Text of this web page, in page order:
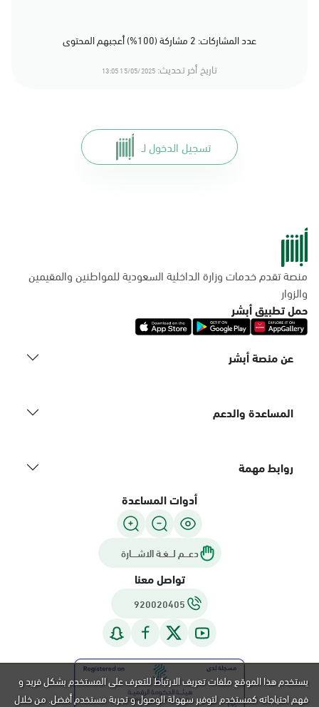
عدد المشاركات: 2 مشاركة (100%) أعجبهم المحتوى
تاريخ أخر تحديث: 15/05/2025 13:05
تسجيل الدخول لـ
منصة تقدم خدمات وزارة الداخلية السعودية للمواطنين والمقيمين
والزوار
حمل تطبيق أبشر
عن منصة أبشر
المساعدة والدعم
روابط مهمة
أدوات المساعدة
دعـــم لـــغـة الاشــــارة
تواصل معنا
920020405
يستخدم هذا الموقع ملفات تعريف الارتباط للتعرف على المستخدم بشكل فريد و
فهم احتياجاته كمستخدم لتوفير سهولة الوصول و تجربة مستخدم أفضل. من خلال